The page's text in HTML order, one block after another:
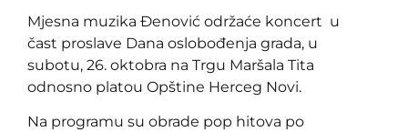
Mjesna muzika Đenović održaće koncert u
čast proslave Dana oslobođenja grada, u
subotu, 26. oktobra na Trgu Maršala Tita
odnosno platou Opštine Herceg Novi.
Na programu su obrade pop hitova po